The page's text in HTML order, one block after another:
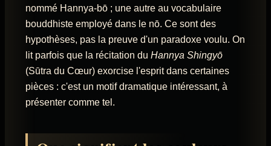
nommé Hannya-bō ; une autre au vocabulaire
bouddhiste employé dans le nō. Ce sont des
hypothèses, pas la preuve d'un paradoxe voulu. On
lit parfois que la récitation du Hannya Shingyō
(Sūtra du Cœur) exorcise l'esprit dans certaines
pièces : c'est un motif dramatique intéressant, à
présenter comme tel.